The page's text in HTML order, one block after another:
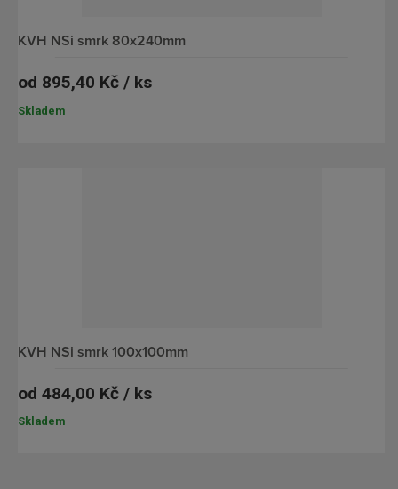
KVH NSi smrk 80x240mm
od 895,40 Kč / ks
Skladem
KVH NSi smrk 100x100mm
od 484,00 Kč / ks
Skladem